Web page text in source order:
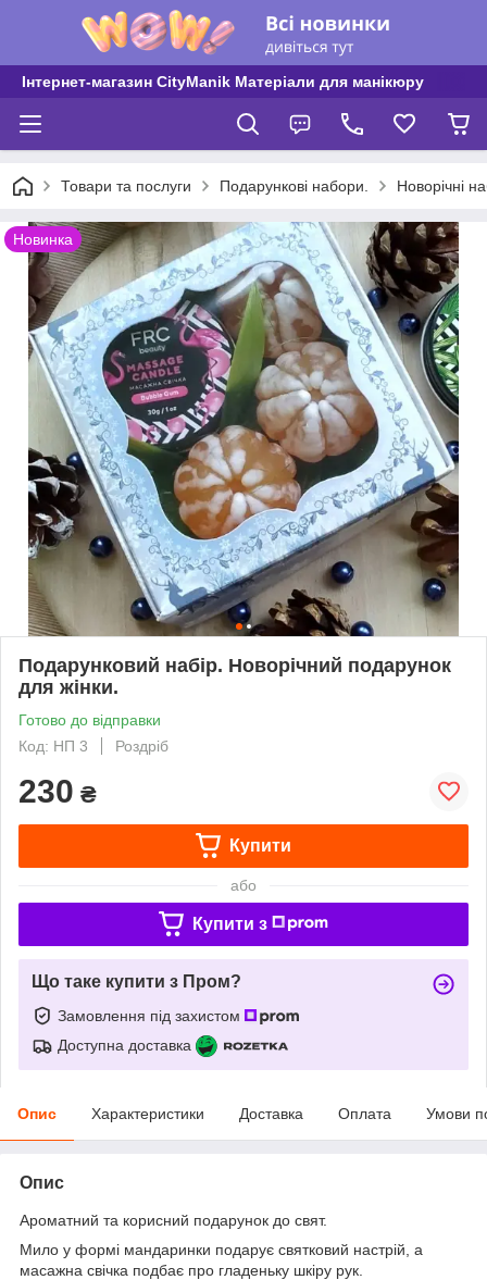
Інтернет-магазин CityManik Матеріали для манікюру
Товари та послуги Подарункові набори. Новорічні
Новинка
Подарунковий набір. Новорічний подарунок
для жінки.
Готово до відправки
Код: НП 3
Роздріб
230 ₴
Купити
або
Купити з
Що таке купити з Пром?
Замовлення під захистом
Доступна доставка
Опис Характеристики Доставка Оплата Умови
Опис
Ароматний та корисний подарунок до свят.
Мило у формі мандаринки подарує святковий настрій, а
масажна свічка подбає про гладеньку шкіру рук.